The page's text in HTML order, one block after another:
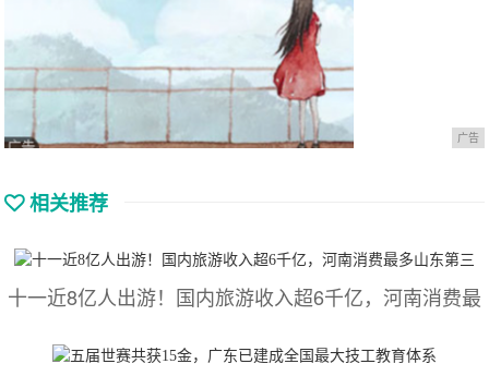
广告
相关推荐
十一近8亿人出游！国内旅游收入超6千亿，河南消费最